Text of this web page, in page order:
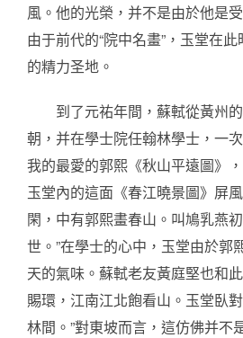
風。他的光榮，并不是由於他是
由于前代的“院中名畫”，玉堂在
的精力圣地。
到了元祐年間，蘇軾從黃州
朝，并在學士院任翰林學士，一
我的最愛的郭熙《秋山平遠圖》
玉堂內的這面《春江曉景圖》屏
閑，中有郭熙畫春山。叫鳩乳燕
世。”在學士的心中，玉堂由於郭
天的氣味。蘇軾老友黃庭堅也和
賜環，江南江北飽看山。玉堂臥
林間。”對東坡而言，這仿佛并不